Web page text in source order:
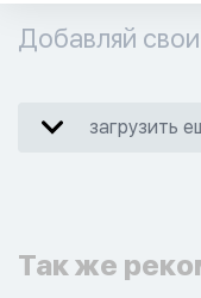
Добавляй
загрузить
Так же